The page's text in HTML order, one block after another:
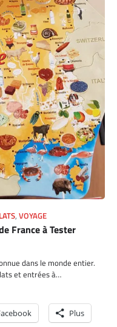
, VOYAGE
France à Tester
dans le monde entier.
et entrées à…
Plus